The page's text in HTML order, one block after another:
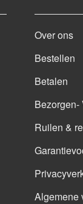
Over ons
Bestellen
Betalen
Bezorgen-
Ruilen &
Algemene